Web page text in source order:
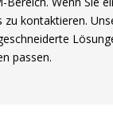
zu kontaktieren.
passen.